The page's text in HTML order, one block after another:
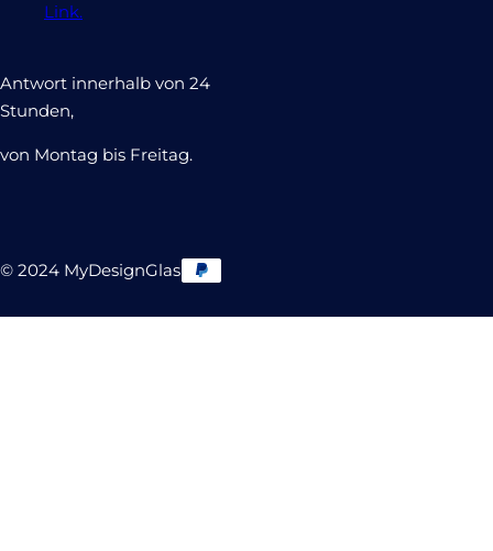
Link.
Antwort innerhalb von 24
Stunden,
von Montag bis Freitag.
© 2024 MyDesignGlas